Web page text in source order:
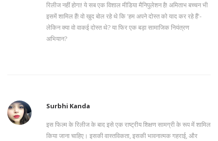
रिलीज नहीं होगा! ये सब एक विशाल मीडिया मैनिपुलेशन है! अमिताभ बच्चन भी
इसमें शामिल हैं! वो खुद बोल रहे थे कि 'हम अपने दोस्त को याद कर रहे हैं'-
लेकिन क्या वो वाकई दोस्त थे? या फिर एक बड़ा सामाजिक नियंत्रण
अभियान?
Surbhi Kanda
इस फिल्म के रिलीज के बाद इसे एक राष्ट्रीय शिक्षण सामग्री के रूप में शामिल
किया जाना चाहिए। इसकी वास्तविकता, इसकी भावनात्मक गहराई, और